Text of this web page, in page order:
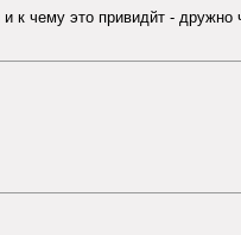
к чему это привидйт -